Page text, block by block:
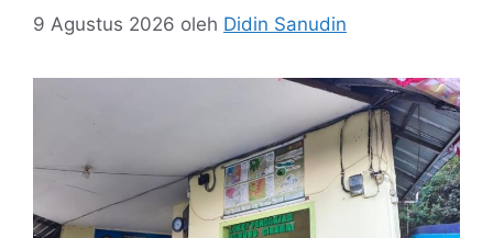
9 Agustus 2026 oleh Didin Sanudin